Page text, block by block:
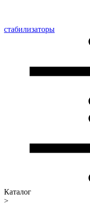
стабилизаторы
Каталог
>